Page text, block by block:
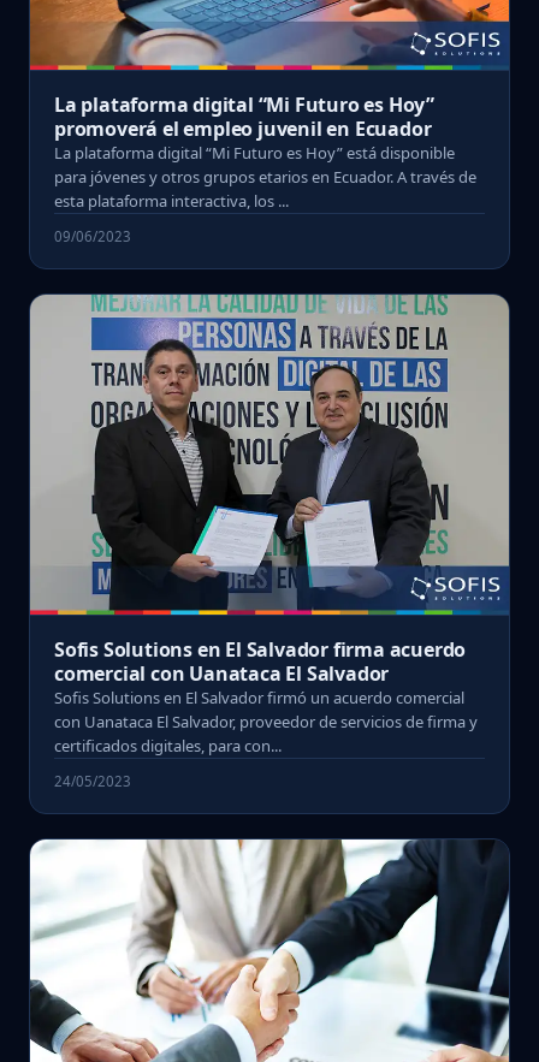
La plataforma digital “Mi Futuro es Hoy”
promoverá el empleo juvenil en Ecuador
La plataforma digital “Mi Futuro es Hoy” está disponible
para jóvenes y otros grupos etarios en Ecuador. A través de
esta plataforma interactiva, los ...
09/06/2023
Sofis Solutions en El Salvador firma acuerdo
comercial con Uanataca El Salvador
Sofis Solutions en El Salvador firmó un acuerdo comercial
con Uanataca El Salvador, proveedor de servicios de firma y
certificados digitales, para con...
24/05/2023